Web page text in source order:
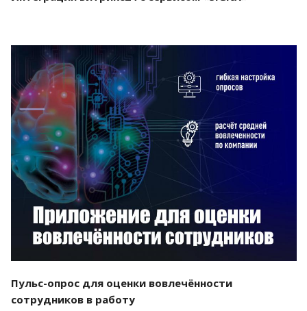
Смотреть проект
Пульс-опрос для оценки вовлечённости
сотрудников в работу